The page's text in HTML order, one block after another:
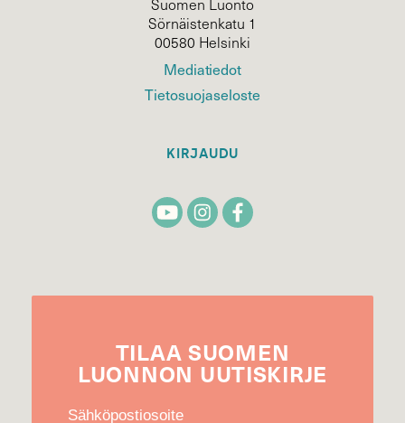
Sörnäistenkatu 1
00580 Helsinki
Mediatiedot
Tietosuojaseloste
KIRJAUDU
TILAA SUOMEN
LUONNON UUTIS­KIRJE
Sähköpostiosoite